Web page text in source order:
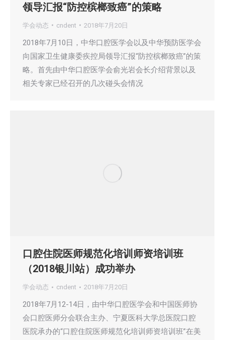
领导汇报“防控槟榔致癌”的策略
学会动态 cndent 2018年7月20日
2018年7月10日，中华口腔医学会以及中华预防医学会
向国家卫生健康委疾控局领导汇报“防控槟榔致癌”的策
略。首先由中华口腔医学会俞光岩会长介绍背景以及
相关专家已经召开的几次碰头会情况
口腔住院医师规范化培训师资培训班
（2018银川站）成功举办
学会动态 cndent 2018年7月20日
2018年7月12-14日，由中华口腔医学会和中国医师协
会口腔医师分会联合主办、宁夏医科大学总医院口腔
医院承办的“口腔住院医师规范化培训师资培训班”在美